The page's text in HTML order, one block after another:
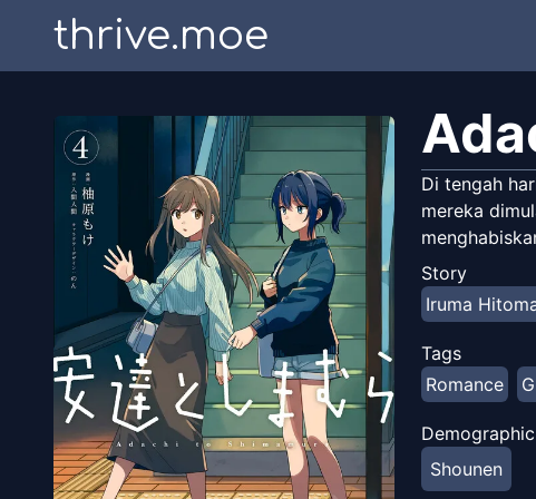
thrive.moe
Di tengah
mereka
Story
Iruma
Tags
Romance
Demographic
Shounen